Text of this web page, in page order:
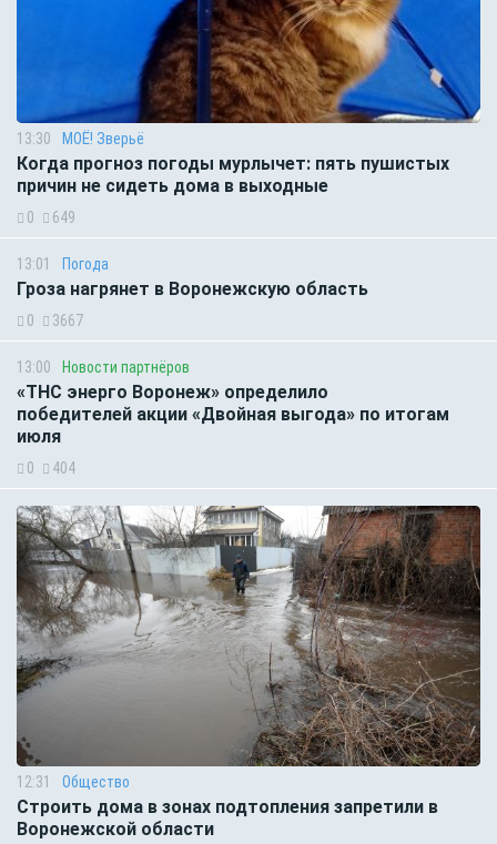
13:30 МОЁ! Зверьё
Когда прогноз погоды мурлычет: пять пушистых
причин не сидеть дома в выходные
0 649
13:01 Погода
Гроза нагрянет в Воронежскую область
0 3667
13:00 Новости партнёров
«ТНС энерго Воронеж» определило
победителей акции «Двойная выгода» по итогам
июля
0 404
12:31 Общество
Строить дома в зонах подтопления запретили в
Воронежской области